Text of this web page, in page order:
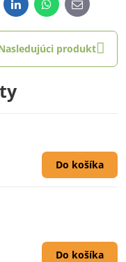
LinkedInWhatsApp
E-
mail
produkt
Do košíka
Do košíka